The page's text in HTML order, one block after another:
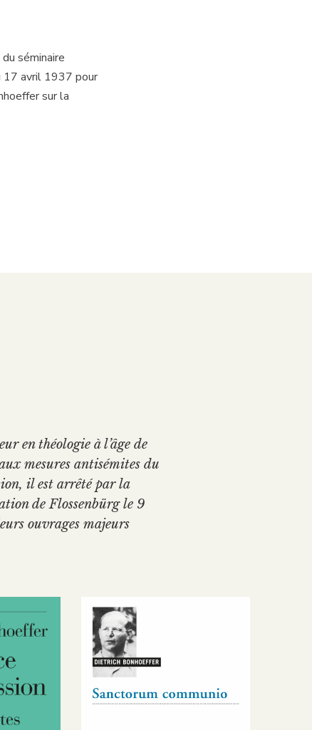
séminaire
17 avril 1937 pour
sur la
en théologie à l’âge de
mesures antisémites du
il est arrêté par la
de Flossenbürg le 9
ouvrages majeurs